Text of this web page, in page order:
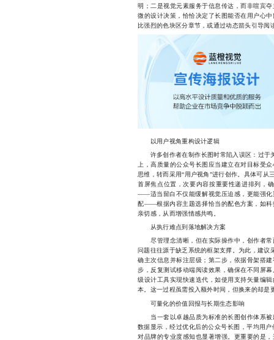
明；二是视觉元素服务于信息传达，而非喧宾
微的设计决策，恰恰决定了长图能否在用户心
比强烈的色块区分章节，或通过动态箭头引导阅
以用户视角重构设计逻辑
许多创作者在制作长图时常陷入误区：过于
上，高质量的公众号长图应当建立在对目标受
思维，转而采用“用户视角”进行创作。具体可
首屏焦点位置，次要内容按重要性递进排列，
——适当留白不仅能缓解视觉压迫感，更能强化
配——根据内容主题选择恰当的配色方案，如科
亲切感，从而增强情感共鸣。
从执行难点到落地解决方案
尽管理念清晰，但在实际操作中，创作者常
问题往往源于缺乏系统的框架支撑。为此，建议
确主次信息并标注层级；第二步，依据骨架搭
步，反复测试移动端阅读效果，确保在不同屏
级设计工具实现快速迭代，如使用支持矢量编
本。这一过程虽需投入额外时间，但换来的却是
可量化的价值回报与长期生态影响
当一套以卓越品质为标准的长图创作体系被
数据显示，经过优化后的公众号长图，平均用
对品牌的专业度感知也显著增强。更重要的是